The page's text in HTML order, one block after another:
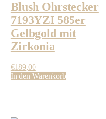
Blush Ohrstecker
7193YZI 585er
Gelbgold mit
Zirkonia
€189,00
In den Warenkorb